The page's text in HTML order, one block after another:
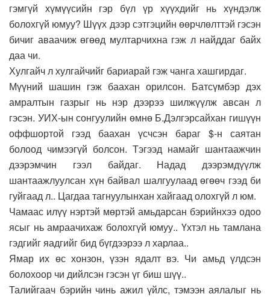
гэмгүй хүмүүсийн гэр бүл үр хүүхдийг нь хүндэлж
болохгүй юмуу? Шүүх дээр сэтгэцийн өөрчлөлттэй гэсэн
бичиг аваачиж өгөөд мултарчихна гэж л найддаг байх
даа чи.
Хулгайч л хулгайчийг бариарай гэж чанга хашгирдаг.
Мүүний шашин гэж баахан орилсон. Батсүмбэр дэх
амралтын газрыг нь нэр дээрээ шилжүүлж авсан л
гэсэн. УИХ-ын сонгуулийн өмнө Б.Дэлгэрсайхан гишүүн
оффшортой гээд баахан үсчсэн бараг $-н саятан
болоод чимээгүй болсон. Тэгээд намайг шантаажчин
дээрэмчин гээл байдаг. Надад дээрэмдүүлж
шантаажлуулсан хүн байвал шалгуулаад өгөөч гээд би
гуйгаад л.. Цагдаа тагнуулынхан хайгаад олохгүй л юм.
Чамаас илүү нэртэй мөртэй амьдарсан бэрийнхээ одоо
ясыг нь амраачихаж болохгүй юмуу.. Үхтэл нь тамлана
гэдгийг яадгийг бид бүгдээрээ л харлаа..
Ямар их өс хонзон, үзэн ядалт вэ. Чи амьд үлдсэн
болохоор чи дийлсэн гэсэн үг биш шүү..
Талийгаач бэрийн чинь ажил үйлс, тэмээн аялалыг нь